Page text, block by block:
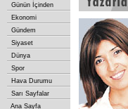
Günün İçinden
Ekonomi
Gündem
Siyaset
Dünya
Spor
Hava Durumu
Sarı Sayfalar
Ana Sayfa